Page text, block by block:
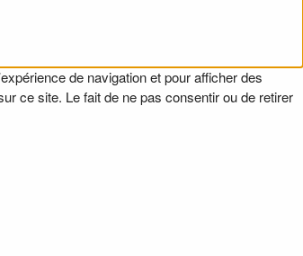
de navigation et pour afficher des
ce site. Le fait de ne pas consentir ou de retirer